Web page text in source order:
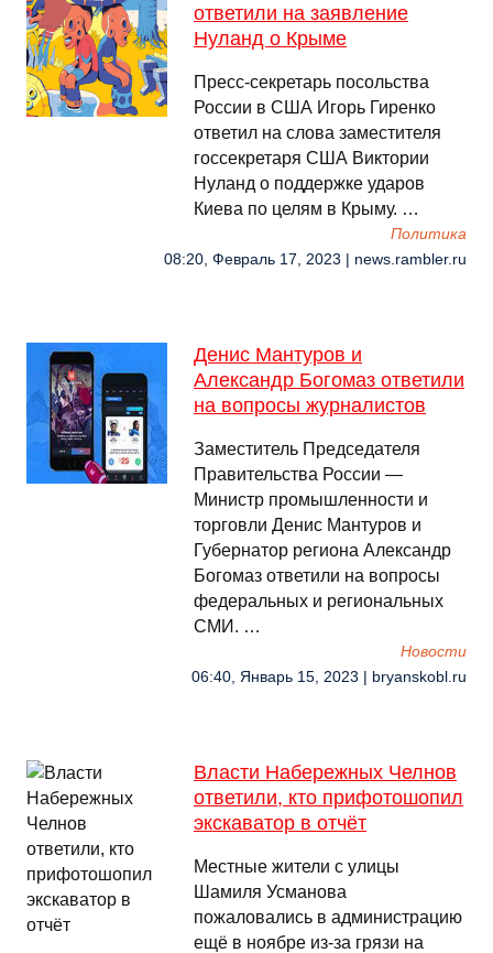
ответили на заявление
Нуланд о Крыме
Пресс-секретарь посольства
России в США Игорь Гиренко
ответил на слова заместителя
госсекретаря США Виктории
Нуланд о поддержке ударов
Киева по целям в Крыму. …
Политика
08:20, Февраль 17, 2023 | news.rambler.ru
Денис Мантуров и
Александр Богомаз ответили
на вопросы журналистов
Заместитель Председателя
Правительства России —
Министр промышленности и
торговли Денис Мантуров и
Губернатор региона Александр
Богомаз ответили на вопросы
федеральных и региональных
СМИ. …
Новости
06:40, Январь 15, 2023 | bryanskobl.ru
Власти Набережных Челнов
ответили, кто прифотошопил
экскаватор в отчёт
Местные жители с улицы
Шамиля Усманова
пожаловались в администрацию
ещё в ноябре из-за грязи на